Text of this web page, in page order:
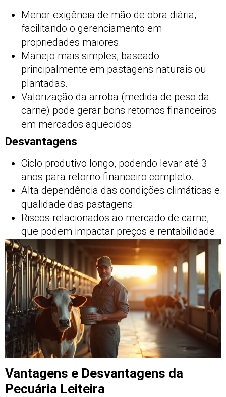
Menor exigência de mão de obra diária,
facilitando o gerenciamento em
propriedades maiores.
Manejo mais simples, baseado
principalmente em pastagens naturais ou
plantadas.
Valorização da arroba (medida de peso da
carne) pode gerar bons retornos financeiros
em mercados aquecidos.
Desvantagens
Ciclo produtivo longo, podendo levar até 3
anos para retorno financeiro completo.
Alta dependência das condições climáticas e
qualidade das pastagens.
Riscos relacionados ao mercado de carne,
que podem impactar preços e rentabilidade.
Vantagens e Desvantagens da
Pecuária Leiteira